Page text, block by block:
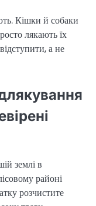
Кішки й собаки
лякають їх
а не
землі в
районі
розчистите